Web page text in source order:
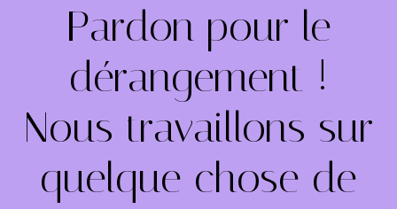
Pardon pour le
dérangement !
Nous travaillons sur
quelque chose de